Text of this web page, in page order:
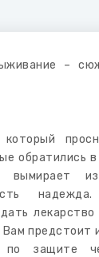
–
обратились
из-
предстоит
защите